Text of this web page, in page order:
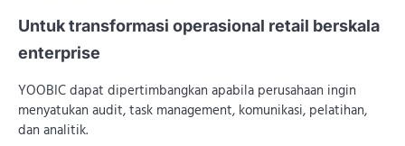
Untuk transformasi operasional retail berskala
enterprise
YOOBIC dapat dipertimbangkan apabila perusahaan ingin
menyatukan audit, task management, komunikasi, pelatihan,
dan analitik.